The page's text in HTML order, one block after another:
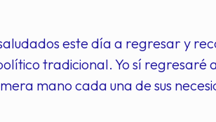
este día a regresar y
tradicional. Yo sí regresaré
mano cada una de sus